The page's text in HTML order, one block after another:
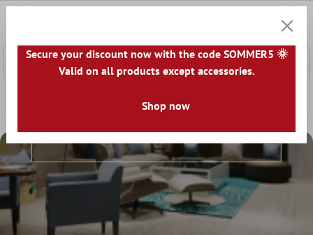
Gresie Standard
Gresie Standard
Secure your discount now with the code SOMMER5 🌞
Valid on all products except accessories.
Shop now